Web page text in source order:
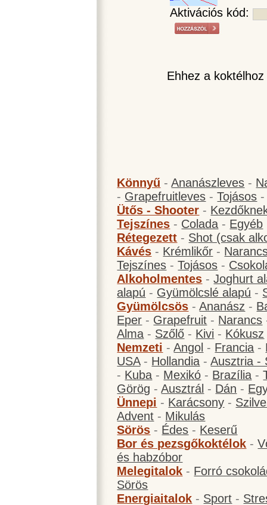
Aktivációs kód:
Ehhez a
Könnyű -Ananászleves -
- Grapefruitleves -Tojásos
Ütős - Shooter -
Tejszínes - Colada - Egyéb
Rétegezett - Shot (csak
Kávés - Krémlikőr -
Tejszínes -Tojásos -
Alkoholmentes -Joghurt
alapú - Gyümölcslé alapú -
Gyümölcsös -Ananász -
Eper - Grapefruit - Narancs
Alma - Szőlő - Kivi - Kókusz
Nemzeti -Angol - Francia -
USA- Hollandia -Ausztria -
- Kuba - Mexikó - Brazília -
Görög -Ausztrál - Dán -
Ünnepi - Karácsony -
Advent - Mikulás
Sörös - Édes - Keserű
Bor és pezsgőkoktélok -
és habzóbor
Melegitalok - Forró
Sörös
Energiaitalok - Sport -